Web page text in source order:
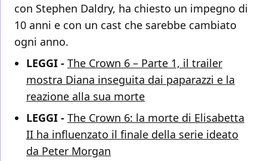
con Stephen Daldry, ha chiesto un impegno di
10 anni e con un cast che sarebbe cambiato
ogni anno.
LEGGI - The Crown 6 – Parte 1, il trailer
mostra Diana inseguita dai paparazzi e la
reazione alla sua morte
LEGGI - The Crown 6: la morte di Elisabetta
II ha influenzato il finale della serie ideato
da Peter Morgan